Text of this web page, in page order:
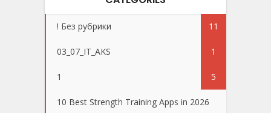
! Без рубрики 11
03_07_IT_AKS 1
1 5
10 Best Strength Training Apps in 2026